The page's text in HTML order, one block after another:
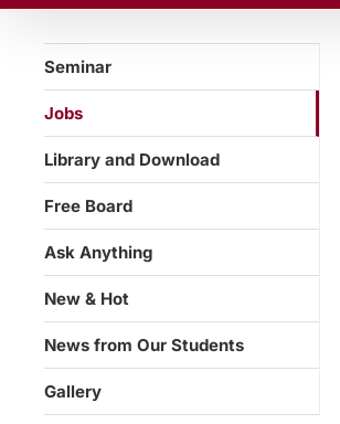
Seminar
Jobs
Library and Download
Free Board
Ask Anything
New & Hot
News from Our Students
Gallery